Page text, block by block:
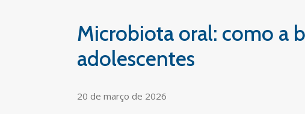
Microbiota oral: como a
adolescentes
20 de março de 2026